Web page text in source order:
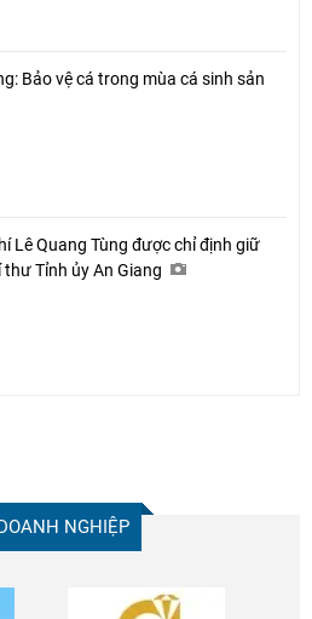
Bảo vệ cá trong mùa cá sinh sản
Lê Quang Tùng được chỉ định giữ
thư Tỉnh ủy An Giang
NGHIỆP